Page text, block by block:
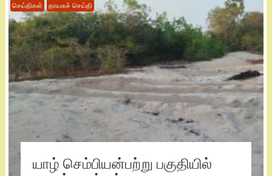
செய்திகள் தாயகச் செய்தி
யாழ் செம்பியன்பற்று பகுதியில்